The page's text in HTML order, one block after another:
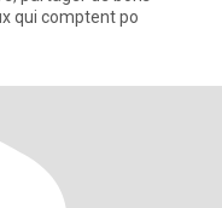
qui comptent po